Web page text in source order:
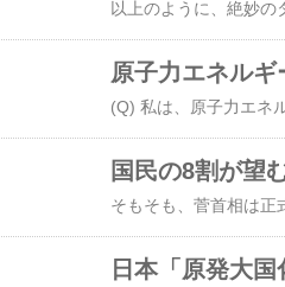
原子力エネルギ
国民の8割が望
日本「原発大